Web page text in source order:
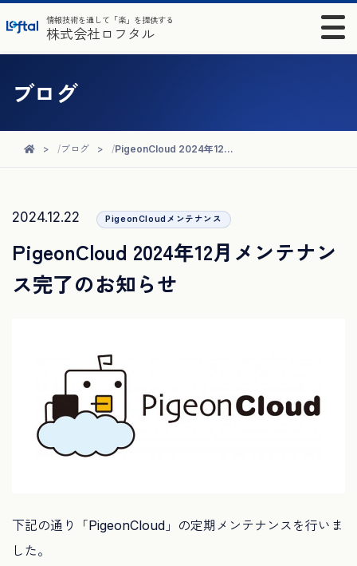
情報技術を通して「楽」を提供する
株式会社ロフタル
ブログ
ブログ PigeonCloud 2024年12月メンテナンス完了のお知らせ
2024.12.22 PigeonCloudメンテナンス
PigeonCloud 2024年12月メンテナン
ス完了のお知らせ
下記の通り「PigeonCloud」の定期メンテナンスを行いま
した。